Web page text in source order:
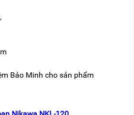
Bảo Minh cho sản phẩm